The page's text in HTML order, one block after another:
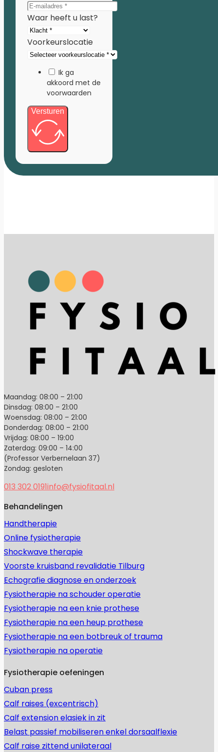
Waar heeft u last?
Voorkeurslocatie
Ik ga
akkoord met de
voorwaarden
Versturen
Maandag: 08:00 – 21:00
Dinsdag: 08:00 – 21:00
Woensdag: 08:00 – 21:00
Donderdag: 08:00 – 21:00
Vrijdag: 08:00 – 19:00
Zaterdag: 09:00 – 14:00
(Professor Verbernelaan 37)
Zondag: gesloten
013 302 0191info@fysiofitaal.nl
Behandelingen
Handtherapie
Online fysiotherapie
Shockwave therapie
Voorste kruisband revalidatie Tilburg
Echografie diagnose en onderzoek
Fysiotherapie na schouder operatie
Fysiotherapie na een knie prothese
Fysiotherapie na een heup prothese
Fysiotherapie na een botbreuk of trauma
Fysiotherapie na operatie
Fysiotherapie oefeningen
Cuban press
Calf raises (excentrisch)
Calf extension elasiek in zit
Belast passief mobiliseren enkel dorsaalflexie
Calf raise zittend unilateraal